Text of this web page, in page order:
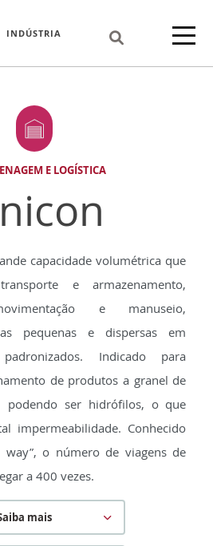
INDÚSTRIA
E LOGÍSTICA
capacidade volumétrica que
e armazenamento,
e manuseio,
pequenas e dispersas em
Indicado para
de produtos a granel de
podendo ser hidrófilos, o que
impermeabilidade. Conhecido
way”, o número de viagens de
a 400 vezes.
mais